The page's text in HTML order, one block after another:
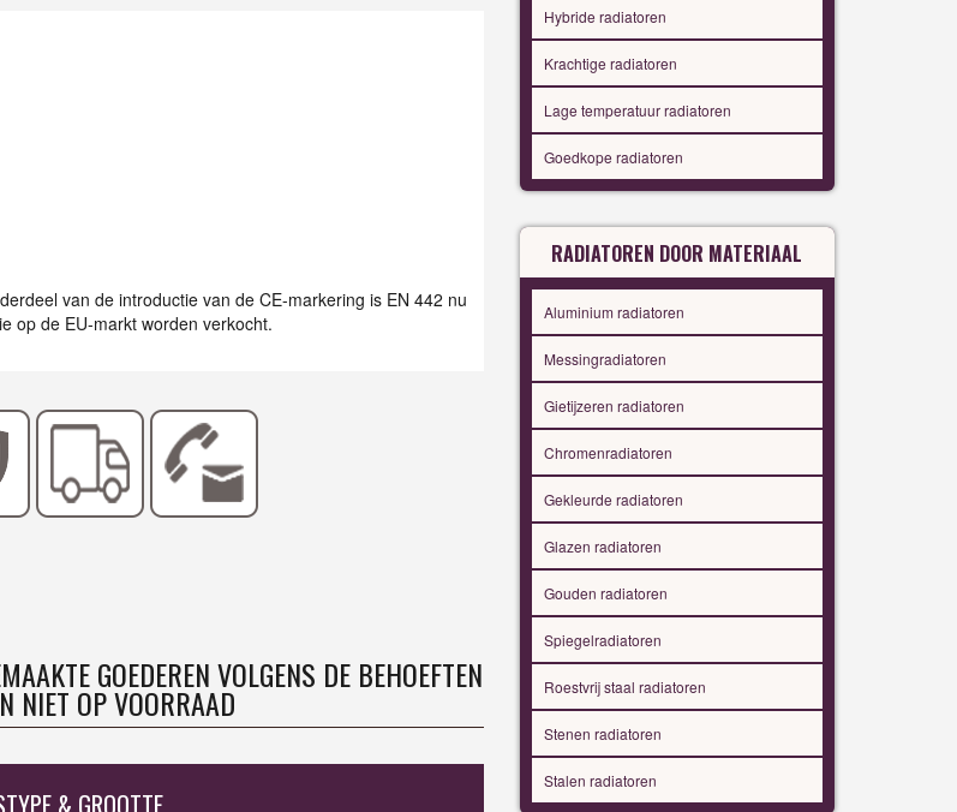
van de introductie van de CE-markering is EN 442 nu
op de EU-markt worden verkocht.
GOEDEREN VOLGENS DE BEHOEFTEN
NIET OP VOORRAAD
Hybride radiatoren
Krachtige radiatoren
Lage temperatuur radiatoren
Goedkope radiatoren
RADIATOREN DOOR MATERIAAL
Aluminium radiatoren
Messingradiatoren
Gietijzeren radiatoren
Chromenradiatoren
Gekleurde radiatoren
Glazen radiatoren
Gouden radiatoren
Spiegelradiatoren
Roestvrij staal radiatoren
Stenen radiatoren
Stalen radiatoren